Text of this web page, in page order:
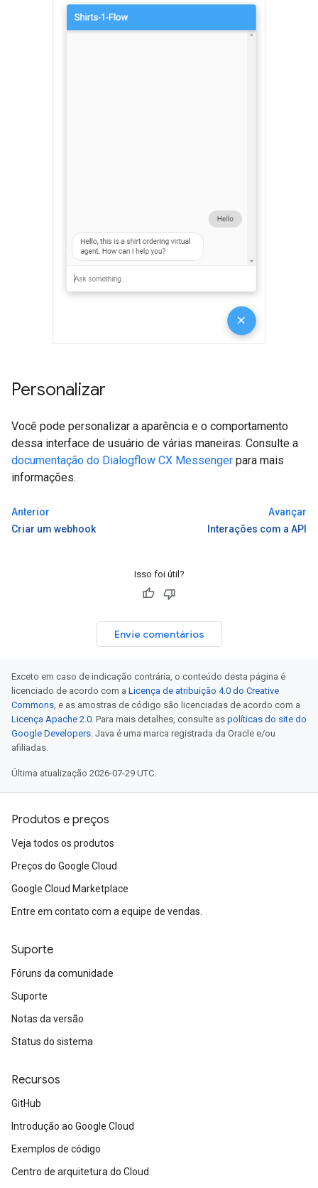
Personalizar
Você pode personalizar a aparência e o comportamento
dessa interface de usuário de várias maneiras. Consulte a
documentação do Dialogflow CX Messenger para mais
informações.
Anterior
Criar um webhook
Avançar
Interações com a API
Isso foi útil?
Envie comentários
Exceto em caso de indicação contrária, o conteúdo desta página é
licenciado de acordo com a Licença de atribuição 4.0 do Creative
Commons , e as amostras de código são licenciadas de acordo com a
Licença Apache 2.0 . Para mais detalhes, consulte as políticas do site do
Google Developers . Java é uma marca registrada da Oracle e/ou
afiliadas.
Última atualização 2026-07-29 UTC.
Produtos e preços
Veja todos os produtos
Preços do Google Cloud
Google Cloud Marketplace
Entre em contato com a equipe de vendas.
Suporte
Fóruns da comunidade
Suporte
Notas da versão
Status do sistema
Recursos
GitHub
Introdução ao Google Cloud
Exemplos de código
Centro de arquitetura do Cloud